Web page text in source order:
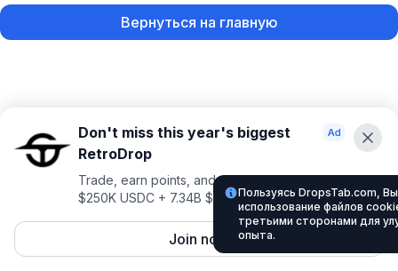
Вернуться на главную
Don't miss this year's biggest
RetroDrop
Trade, earn points, and climb for a shot at up to
$250K USDC + 7.34B $TRUE
Join now
Пользуясь DropsTab.com,
использование файлов
третьими сторонами для
опыта.